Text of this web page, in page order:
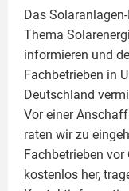
Das
Thema
informieren und
Fachbetrieben in
Deutschland
Vor einer
raten wir zu
Fachbetrieben
kostenlos her,